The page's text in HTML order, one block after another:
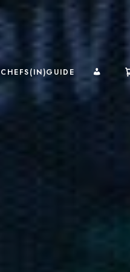
CHEFS(IN)GUIDE MI